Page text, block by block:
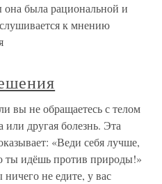
была рациональной и
к мнению
вы не обращаетесь с телом
или другая болезнь. Эта
«Веди себя лучше,
ты идёшь против природы!»
не едите, у вас